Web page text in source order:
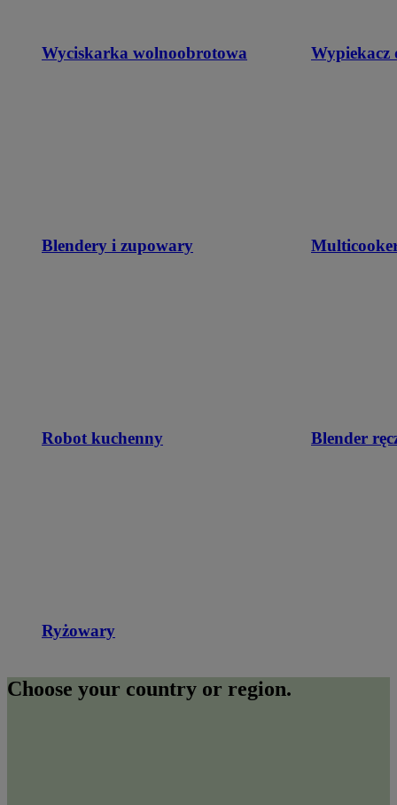
Wyciskarka wolnoobrotowa Wypiekacz
Blendery i zupowary
Robot kuchenny Blender
Ryżowary
Choose your country or region.